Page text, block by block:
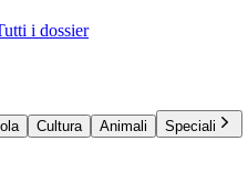
i dossier
Cultura Animali
Speciali